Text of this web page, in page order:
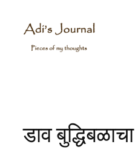
content
डाव बुद्धिबळाचा